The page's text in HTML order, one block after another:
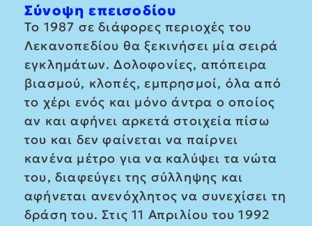
Σύνοψη επεισοδίου
Το 1987 σε διάφορες περιοχές του
Λεκανοπεδίου θα ξεκινήσει μία σειρά
εγκλημάτων. Δολοφονίες, απόπειρα
βιασμού, κλοπές, εμπρησμοί, όλα από
το χέρι ενός και μόνο άντρα ο οποίος
αν και αφήνει αρκετά στοιχεία πίσω
του και δεν φαίνεται να παίρνει
κανένα μέτρο για να καλύψει τα νώτα
του, διαφεύγει της σύλληψης και
αφήνεται ανενόχλητος να συνεχίσει τη
δράση του. Στις 11 Απριλίου του 1992